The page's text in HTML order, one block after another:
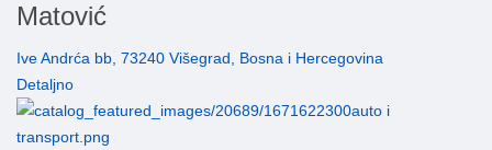
Matović
Ive Andrća bb, 73240 Višegrad, Bosna i Hercegovina
Detaljno